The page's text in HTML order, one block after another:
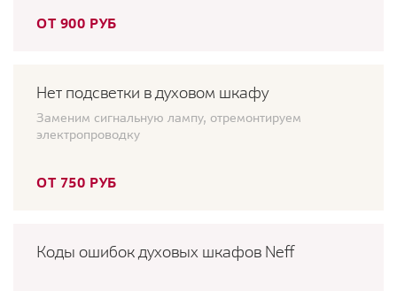
ОТ 900 РУБ
Нет подсветки в духовом шкафу
Заменим сигнальную лампу, отремонтируем
электропроводку
ОТ 750 РУБ
Коды ошибок духовых шкафов Neff